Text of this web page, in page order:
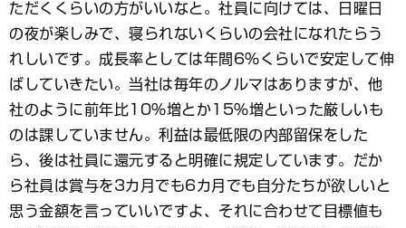
ただくくらいの方がいいなと。社員に向けては、日曜日
の夜が楽しみで、寝られないくらいの会社になれたらう
れしいです。成長率としては年間6％くらいで安定して伸
ばしていきたい。当社は毎年のノルマはありますが、他
社のように前年比10％増とか15％増といった厳しいも
のは課していません。利益は最低限の内部留保をした
ら、後は社員に還元すると明確に規定しています。だか
ら社員は賞与を3カ月でも6カ月でも自分たちが欲しいと
思う金額を言っていいですよ、それに合わせて目標値も